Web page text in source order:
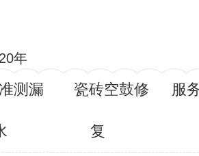
年
测漏 瓷砖空鼓修
复
服